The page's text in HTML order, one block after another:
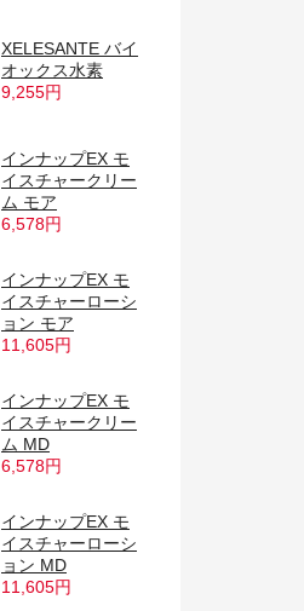
XELESANTE バイ
オックス水素
9,255円
インナップEX モ
イスチャークリー
ム モア
6,578円
インナップEX モ
イスチャーローシ
ョン モア
11,605円
インナップEX モ
イスチャークリー
ム MD
6,578円
インナップEX モ
イスチャーローシ
ョン MD
11,605円
インナップEX ク
インナップEX ク
XLUXES プロケア
ビヨンド ライティ
XLUXES プロケア
XLUXES プロケア
XLUXES プロケア
ビヨンド パウダリ
XLUXES プロケア
XLUXES エグゼテ
XLUXES モイスチ
XLUXES ヘアシャ
XLUXES グラマラ
XLUXES エグゼテ
XLUXES セルリカ
XLUXES モイスト
リジュビネイター
XLUXES プロケア
XLUXES エグゼテ
XLUXES エグゼテ